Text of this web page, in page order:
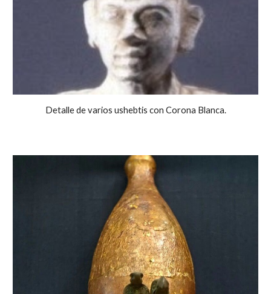
Detalle de varios ushebtis con Corona Blanca.